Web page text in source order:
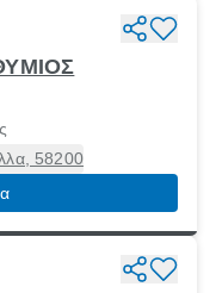
58200